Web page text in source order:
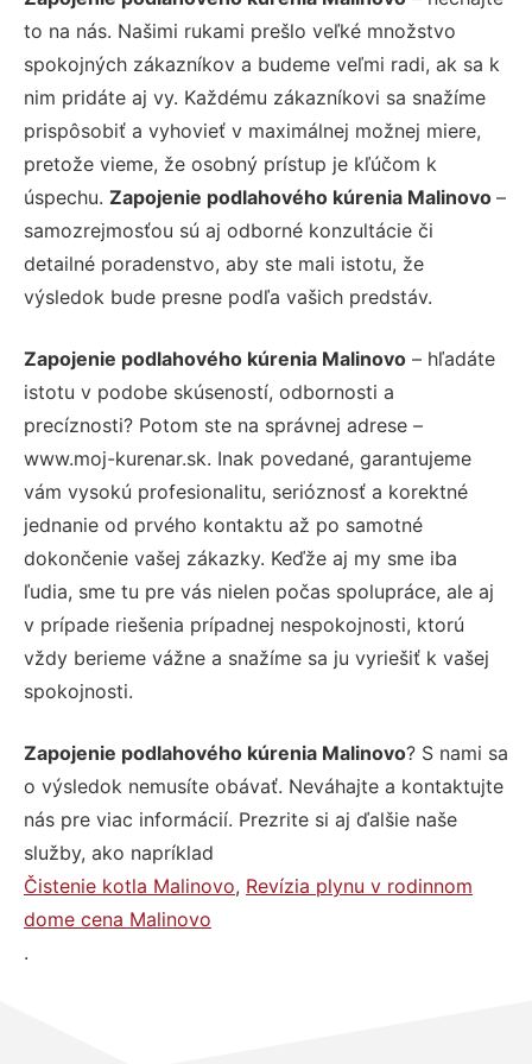
to na nás. Našimi rukami prešlo veľké množstvo
spokojných zákazníkov a budeme veľmi radi, ak sa k
nim pridáte aj vy. Každému zákazníkovi sa snažíme
prispôsobiť a vyhovieť v maximálnej možnej miere,
pretože vieme, že osobný prístup je kľúčom k
úspechu. Zapojenie podlahového kúrenia Malinovo –
samozrejmosťou sú aj odborné konzultácie či
detailné poradenstvo, aby ste mali istotu, že
výsledok bude presne podľa vašich predstáv.
Zapojenie podlahového kúrenia Malinovo – hľadáte
istotu v podobe skúseností, odbornosti a
precíznosti? Potom ste na správnej adrese –
www.moj-kurenar.sk. Inak povedané, garantujeme
vám vysokú profesionalitu, serióznosť a korektné
jednanie od prvého kontaktu až po samotné
dokončenie vašej zákazky. Keďže aj my sme iba
ľudia, sme tu pre vás nielen počas spolupráce, ale aj
v prípade riešenia prípadnej nespokojnosti, ktorú
vždy berieme vážne a snažíme sa ju vyriešiť k vašej
spokojnosti.
Zapojenie podlahového kúrenia Malinovo? S nami sa
o výsledok nemusíte obávať. Neváhajte a kontaktujte
nás pre viac informácií. Prezrite si aj ďalšie naše
služby, ako napríklad
Čistenie kotla Malinovo, Revízia plynu v rodinnom
dome cena Malinovo
.